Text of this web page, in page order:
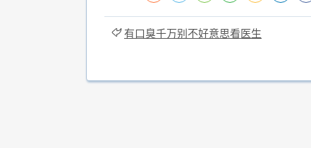
有口臭千万别不好意思看医生